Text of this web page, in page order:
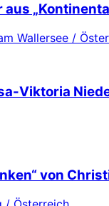
Wallersee /
Viktoria
von